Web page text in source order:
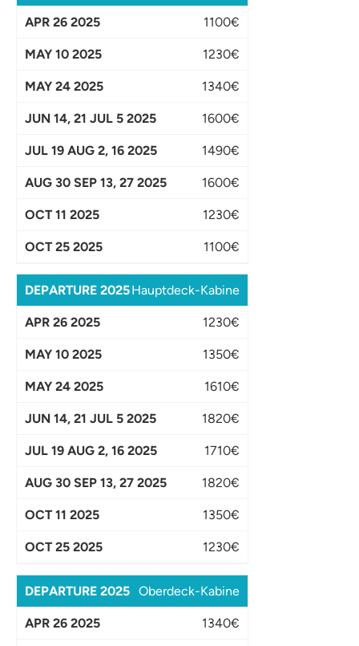
1100€
1230€
1340€
1600€
1490€
1600€
1230€
1100€
Hauptdeck-Kabine
1230€
1350€
1610€
1820€
1710€
1820€
1350€
1230€
Oberdeck-Kabine
1340€